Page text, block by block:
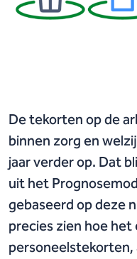
De tekorten op de
binnen zorg en
jaar verder op. Dat
uit het
gebaseerd op deze
precies zien hoe